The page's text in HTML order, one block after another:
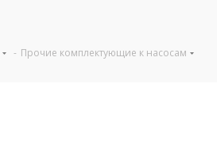
- Прочие комплектующие к насосам